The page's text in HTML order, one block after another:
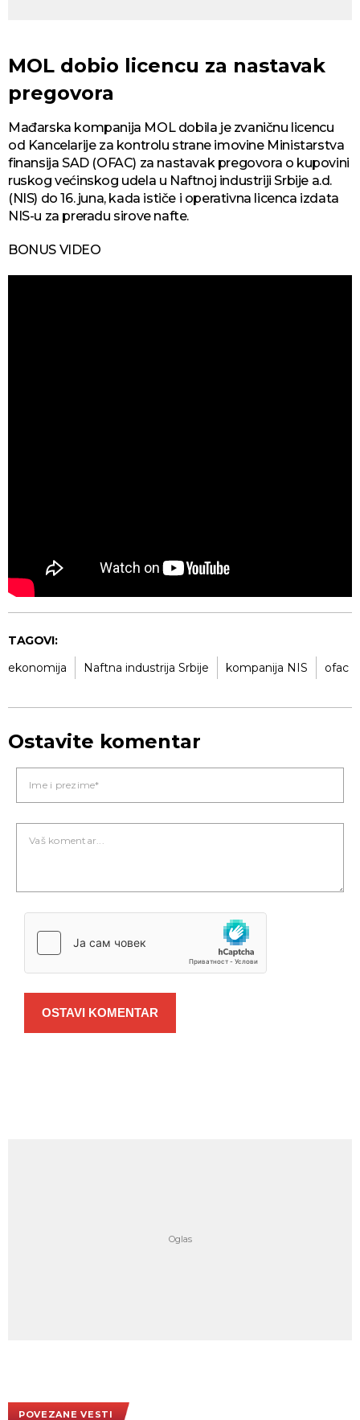
MOL dobio licencu za nastavak
pregovora
Mađarska kompanija MOL dobila je zvaničnu licencu
od Kancelarije za kontrolu strane imovine Ministarstva
finansija SAD (OFAC) za nastavak pregovora o kupovini
ruskog većinskog udela u Naftnoj industriji Srbije a.d.
(NIS) do 16. juna, kada ističe i operativna licenca izdata
NIS-u za preradu sirove nafte.
BONUS VIDEO
TAGOVI:
ekonomija
Naftna industrija Srbije kompanija NIS ofac
Ostavite komentar
OSTAVI KOMENTAR
POVEZANE VESTI